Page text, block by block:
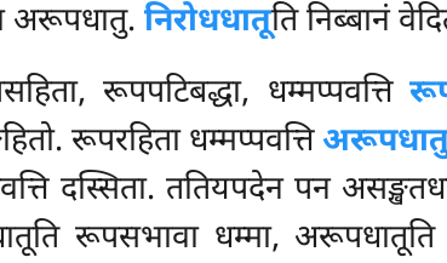
अरूपधातु. निरोधधातूति निब्बानं
रूपपटिबद्धा, धम्मप्पवत्ति
रूपरहिता धम्मप्पवत्ति
दस्सिता. ततियपदेन पन
रूपसभावा धम्मा,